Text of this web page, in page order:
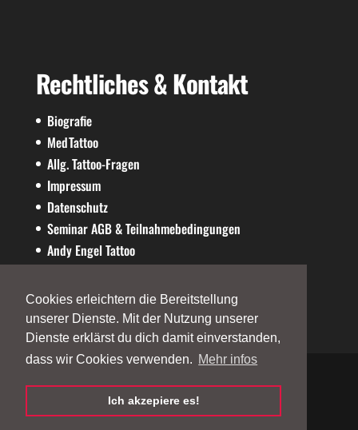
Cookies erleichtern die Bereitstellung
unserer Dienste. Mit der Nutzung unserer
Dienste erklärst du dich damit einverstanden,
dass wir Cookies verwenden. Mehr infos
Ich akzepiere es!
Rechtliches & Kontakt
Biografie
MedTattoo
Allg. Tattoo-Fragen
Impressum
Datenschutz
Seminar AGB & Teilnahmebedingungen
Andy Engel Tattoo
andy-engel.com| Powered by